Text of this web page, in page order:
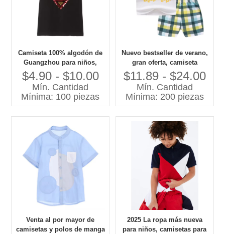
Camiseta 100% algodón de
Guangzhou para niños,
Jersey informal con cuello
redondo y patrón de
lentejuelas, fábrica de ropa
para niños de 30 años
$4.90 - $10.00
Mín. Cantidad
Mínima: 100 piezas
Nuevo bestseller de verano,
gran oferta, camiseta
informal con cuello redondo
para niños, 100% algodón,
Jersey de alta calidad,
conjunto de ropa estampada
$11.89 - $24.00
Mín. Cantidad
Mínima: 200 piezas
Venta al por mayor de
camisetas y polos de manga
2025 La ropa más nueva
para niños, camisetas para